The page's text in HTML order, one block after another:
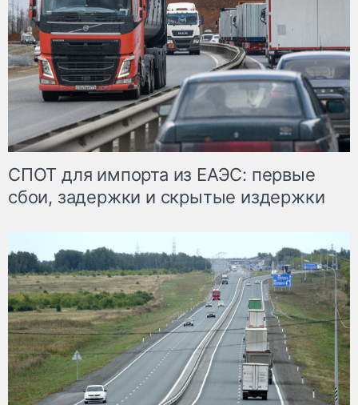
СПОТ для импорта из ЕАЭС: первые
сбои, задержки и скрытые издержки